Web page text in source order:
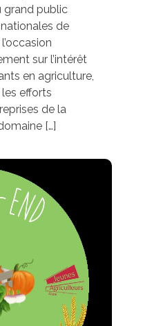
grand public
de
sur l’intérêt
en agriculture,
efforts
de la
[…]